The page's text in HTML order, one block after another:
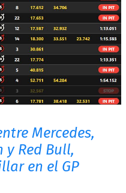
Mercedes,
y Red Bull,
en el GP